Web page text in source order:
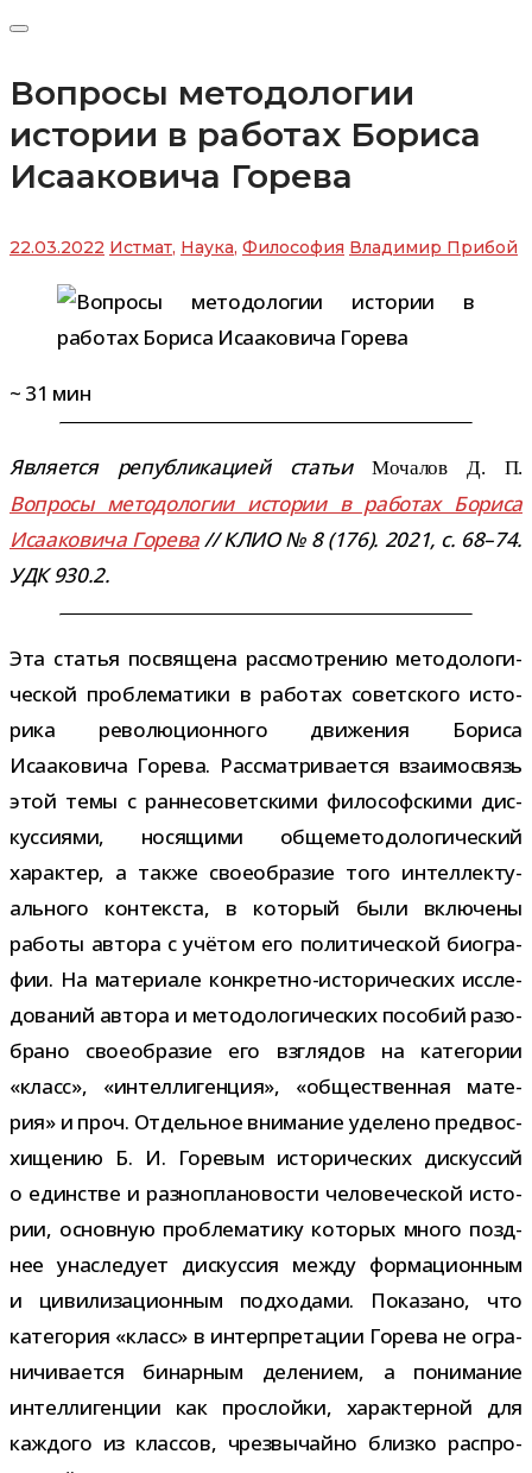
Вопросы методологии
истории в работах Бориса
Исааковича Горева
22.03.2022 Истмат, Наука, Философия Владимир Прибой
~ 31 мин
Является репуб­ли­ка­цией ста­тьи Мочалов Д. П.
Вопросы мето­до­ло­гии исто­рии в рабо­тах Бориса
Исааковича Горева // КЛИО № 8 (176). 2021, с. 68–74.
УДК 930.2.
Эта ста­тья посвя­щена рас­смот­ре­нию мето­до­ло­ги­
че­ской про­бле­ма­тики в рабо­тах совет­ского исто­
рика рево­лю­ци­он­ного дви­же­ния Бориса
Исааковича Горева. Рассматривается вза­и­мо­связь
этой темы с ран­не­со­вет­скими фило­соф­скими дис­
кус­си­ями, нося­щими обще­ме­то­до­ло­ги­че­ский
харак­тер, а также свое­об­ра­зие того интел­лек­ту­
аль­ного кон­тек­ста, в кото­рый были вклю­чены
работы автора с учё­том его поли­ти­че­ской био­гра­
фии. На мате­ри­але конкретно-​исторических иссле­
до­ва­ний автора и мето­до­ло­ги­че­ских посо­бий разо­
брано свое­об­ра­зие его взгля­дов на кате­го­рии
«класс», «интел­ли­ген­ция», «обще­ствен­ная мате­
рия» и проч. Отдельное вни­ма­ние уде­лено пред­вос­
хи­ще­нию Б. И. Горевым исто­ри­че­ских дис­кус­сий
о един­стве и раз­но­пла­но­во­сти чело­ве­че­ской исто­
рии, основ­ную про­бле­ма­тику кото­рых много позд­
нее уна­сле­дует дис­кус­сия между фор­ма­ци­он­ным
и циви­ли­за­ци­он­ным под­хо­дами. Показано, что
кате­го­рия «класс» в интер­пре­та­ции Горева не огра­
ни­чи­ва­ется бинар­ным деле­нием, а пони­ма­ние
интел­ли­ген­ции как про­слойки, харак­тер­ной для
каж­дого из клас­сов, чрез­вы­чайно близко рас­про­